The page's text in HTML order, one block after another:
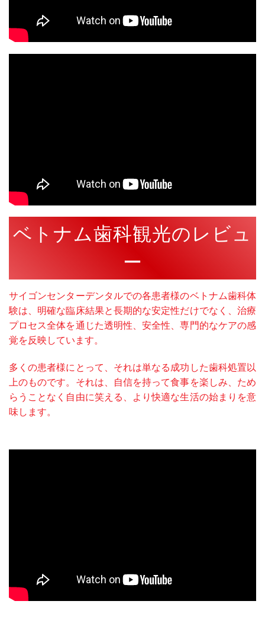
ベトナム歯科観光のレビュ
ー
サイゴンセンターデンタルでの各患者様のベトナム歯科体
験は、明確な臨床結果と長期的な安定性だけでなく、治療
プロセス全体を通じた透明性、安全性、専門的なケアの感
覚を反映しています。
多くの患者様にとって、それは単なる成功した歯科処置以
上のものです。それは、自信を持って食事を楽しみ、ため
らうことなく自由に笑える、より快適な生活の始まりを意
味します。